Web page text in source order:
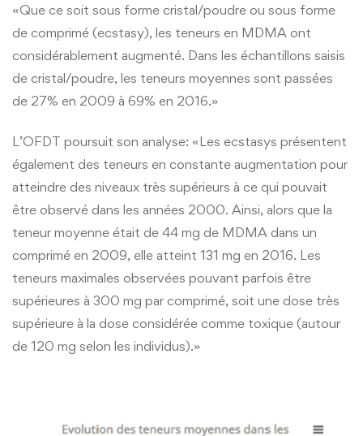
«Que ce soit sous forme cristal/poudre ou sous forme
de comprimé (ecstasy), les teneurs en MDMA ont
considérablement augmenté. Dans les échantillons saisis
de cristal/poudre, les teneurs moyennes sont passées
de 27% en 2009 à 69% en 2016.»
L’OFDT poursuit son analyse: «Les ecstasys présentent
également des teneurs en constante augmentation pour
atteindre des niveaux très supérieurs à ce qui pouvait
être observé dans les années 2000. Ainsi, alors que la
teneur moyenne était de 44 mg de MDMA dans un
comprimé en 2009, elle atteint 131 mg en 2016. Les
teneurs maximales observées pouvant parfois être
supérieures à 300 mg par comprimé, soit une dose très
supérieure à la dose considérée comme toxique (autour
de 120 mg selon les individus).»